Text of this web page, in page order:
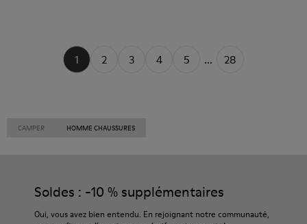
1 2 3 4 5 ... 28
CAMPER HOMME CHAUSSURES
Soldes : -10 % supplémentaires
Oui, vous avez bien entendu. En rejoignant notre communauté,